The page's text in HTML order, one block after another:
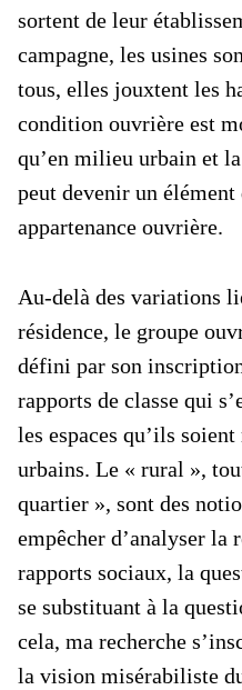
sortent de leur
campagne, les usines
tous, elles jouxtent les
condition ouvrière est
qu’en milieu urbain et
peut devenir un élément
appartenance ouvrière.
Au-delà des variations
résidence, le groupe
défini par son
rapports de classe qui
les espaces qu’ils
urbains. Le « rural »,
quartier », sont des
empêcher d’analyser la
rapports sociaux, la
se substituant à la
cela, ma recherche
la vision misérabiliste